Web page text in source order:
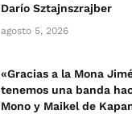
Darío Sztajnszrajber
agosto 5, 2026
«Gracias a la Mona
tenemos una banda
Mono y Maikel de